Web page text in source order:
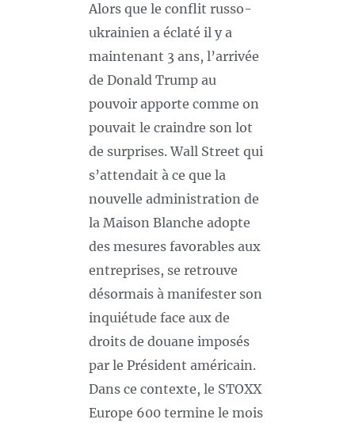
Alors que le conflit russo-
ukrainien a éclaté il y a
maintenant 3 ans, l’arrivée
de Donald Trump au
pouvoir apporte comme on
pouvait le craindre son lot
de surprises. Wall Street qui
s’attendait à ce que la
nouvelle administration de
la Maison Blanche adopte
des mesures favorables aux
entreprises, se retrouve
désormais à manifester son
inquiétude face aux de
droits de douane imposés
par le Président américain.
Dans ce contexte, le STOXX
Europe 600 termine le mois